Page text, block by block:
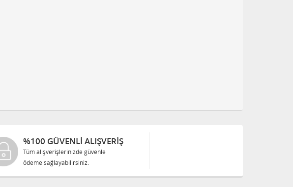
%100 GÜVENLİ ALIŞVERİŞ
Tüm alışverişlerinizde güvenle
ödeme sağlayabilirsiniz.